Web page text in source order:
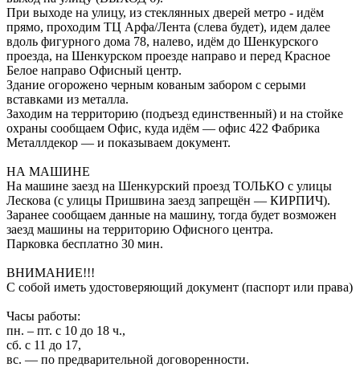
При выходе на улицу, из стеклянных дверей метро - идём
прямо, проходим ТЦ Арфа/Лента (слева будет), идем далее
вдоль фигурного дома 78, налево, идём до Шенкурского
проезда, на Шенкурском проезде направо и перед Красное
Белое направо Офисный центр.
Здание огорожено черным кованым забором с серыми
вставками из металла.
Заходим на территорию (подъезд единственный) и на стойке
охраны сообщаем Офис, куда идём — офис 422 Фабрика
Металлдекор — и показываем документ.
НА МАШИНЕ
На машине заезд на Шенкурский проезд ТОЛЬКО с улицы
Лескова (с улицы Пришвина заезд запрещён — КИРПИЧ).
Заранее сообщаем данные на машину, тогда будет возможен
заезд машины на территорию Офисного центра.
Парковка бесплатно 30 мин.
ВНИМАНИЕ!!!
С собой иметь удостоверяющий документ (паспорт или права)
Часы работы:
пн. – пт. с 10 до 18 ч.,
сб. с 11 до 17,
вс. — по предварительной договоренности.